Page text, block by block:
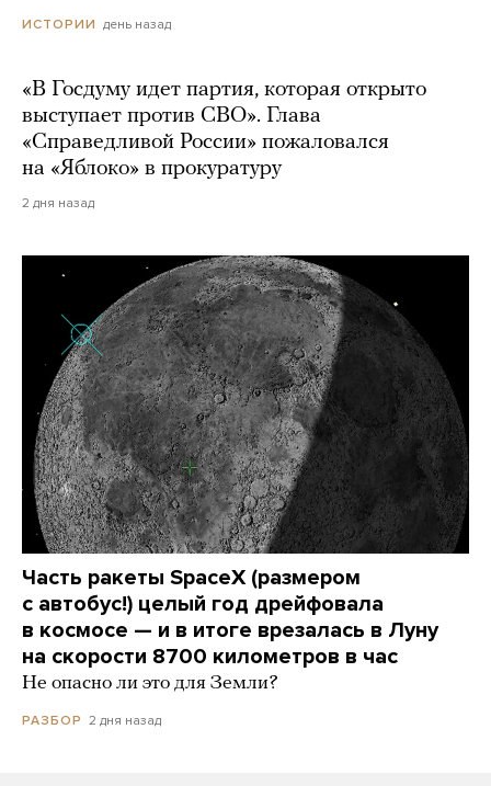
ИСТОРИИ день назад
«В Госдуму идет партия, которая открыто
выступает против СВО». Глава
«Справедливой России» пожаловался
на «Яблоко» в прокуратуру
2 дня назад
Часть ракеты SpaceX (размером
с автобус!) целый год дрейфовала
в космосе — и в итоге врезалась в Луну
на скорости 8700 километров в час
Не опасно ли это для Земли?
РАЗБОР 2 дня назад